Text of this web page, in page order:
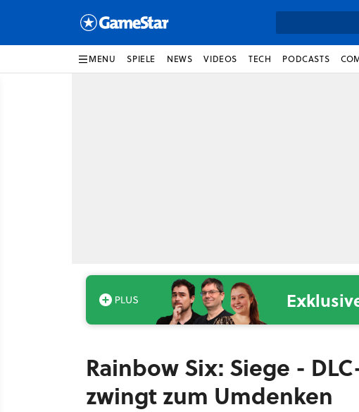
MENU SPIELE NEWS VIDEOS TECH PODCASTS
Rainbow Six: Siege -
zwingt zum Umdenken